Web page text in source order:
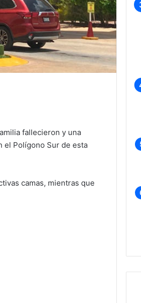
fallecieron y una
el Polígono Sur de esta
camas, mientras que